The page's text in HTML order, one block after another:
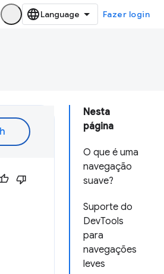
Fazer login
Nesta
página
O que é uma
navegação
suave?
Suporte do
DevTools
para
navegações
leves